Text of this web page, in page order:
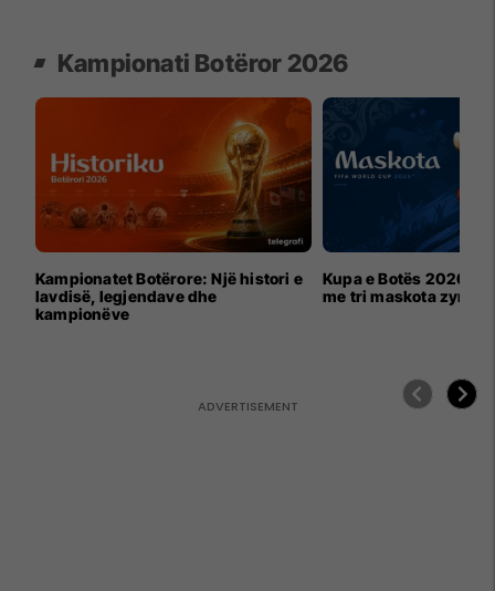
Kampionati Botëror 2026
Kampionatet Botërore: Një histori e
lavdisë, legjendave dhe
kampionëve
Kupa e Botës 2026
me tri maskota zyrtare